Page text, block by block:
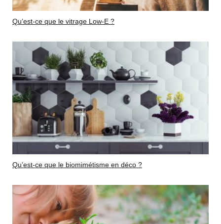
Qu’est-ce que le vitrage Low-E ?
Qu’est-ce que le biomimétisme en déco ?